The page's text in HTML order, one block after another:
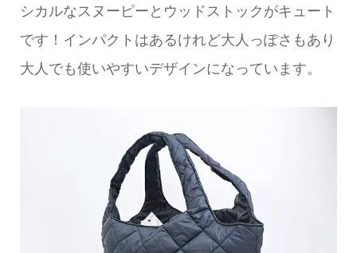
シカルなスヌーピーとウッドストックがキュート
です！インパクトはあるけれど大人っぽさもあり
大人でも使いやすいデザインになっています。